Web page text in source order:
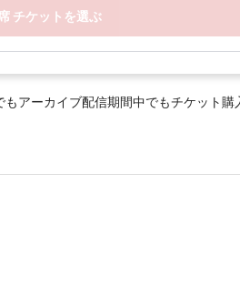
チケットを選ぶ
アーカイブ配信期間中でもチケット購